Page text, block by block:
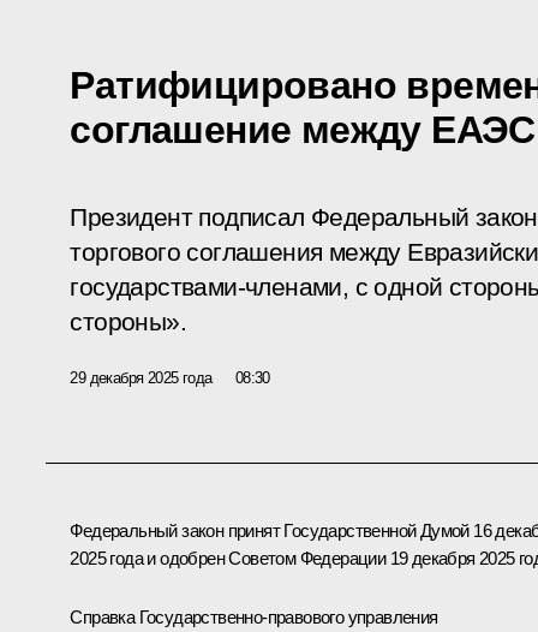
Ратифицировано
соглашение между
Президент подписал Федеральный
торгового соглашения между
государствами-членами, с одной
стороны».
29 декабря 2025 года 08:30
Федеральный закон принят Государственной Думой 16
2025 года и одобрен Советом Федерации 19 декабря 2025
Справка Государственно-правового управления